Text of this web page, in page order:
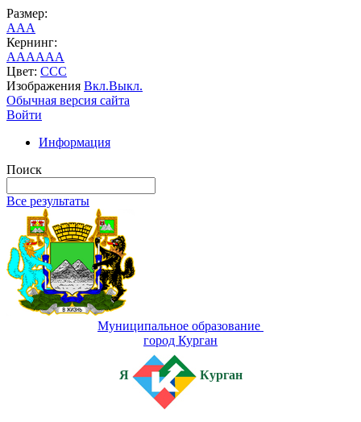
Размер:
AAA
Кернинг:
AAAAAA
Цвет: CCC
Изображения Вкл.Выкл.
Обычная версия сайта
Войти
Информация
Поиск
Все результаты
Муниципальное образование
город Курган
Я Курган